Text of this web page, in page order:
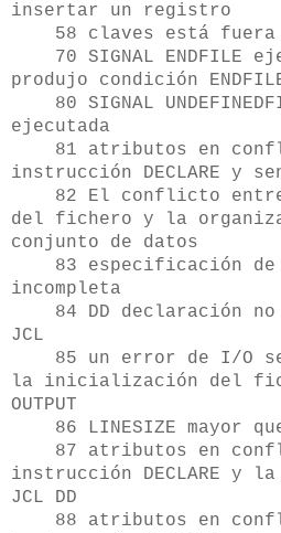
insertar un registro
58 claves está fuera
70 SIGNAL ENDFILE
produjo condición
80 SIGNAL
ejecutada
81 atributos en
instrucción DECLARE y
82 El conflicto
del fichero y la
conjunto de datos
83 especificación de
incompleta
84 DD declaración no
JCL
85 un error de I/O se
la inicialización del
OUTPUT
86 LINESIZE mayor
87 atributos en
instrucción DECLARE y
JCL DD
88 atributos en